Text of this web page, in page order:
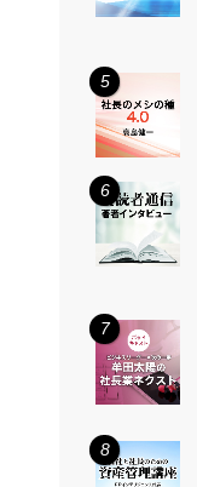
5
6
7
8